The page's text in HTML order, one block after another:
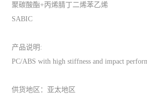
聚碳酸酯+丙烯腈丁二烯苯乙烯
SABIC
产品说明:
PC/ABS with high stiffness and impact
供货地区：亚太地区